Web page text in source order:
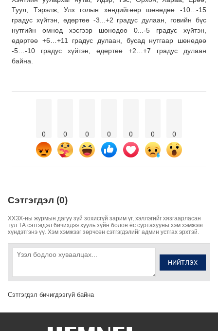
Туул, Тэрэлж, Улз голын хөндийгөөр шөнөдөө -10...-15
градус хүйтэн, өдөртөө -3...+2 градус дулаан, говийн бүс
нутгийн өмнөд хэсгээр шөнөдөө 0...-5 градус хүйтэн,
өдөртөө +6…+11 градус дулаан, бусад нутгаар шөнөдөө
-5…-10 градус хүйтэн, өдөртөө +2…+7 градус дулаан
байна.
0 0 0 0 0 0 0
Сэтгэгдэл (0)
ХХЗХ-ны журмын дагуу зүй зохисгүй зарим үг, хэллэгийг хязгаарласан
тул ТА сэтгэгдэл бичихдээ хууль зүйн болон ёс суртахууны хэм хэмжээг
хүндэтгэнэ үү. Хэм хэмжээг зөрчсөн сэтгэгдэлийг админ устгах эрхтэй.
НИЙТЛЭХ
Сэтгэгдэл бичигдээгүй байна